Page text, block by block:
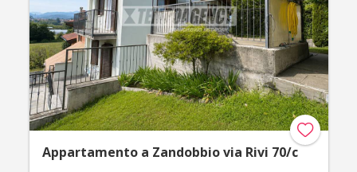
Appartamento a Zandobbio via Rivi 70/c